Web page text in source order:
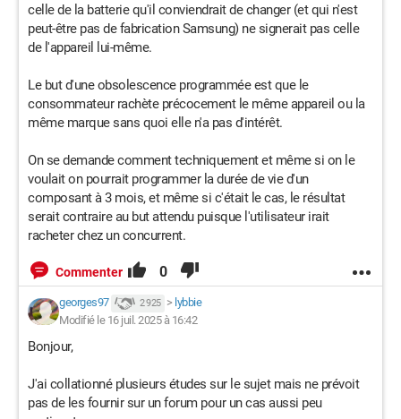
celle de la batterie qu'il conviendrait de changer (et qui n'est
peut-être pas de fabrication Samsung) ne signerait pas celle
de l'appareil lui-même.
Le but d'une obsolescence programmée est que le
consommateur rachète précocement le même appareil ou la
même marque sans quoi elle n'a pas d'intérêt.
On se demande comment techniquement et même si on le
voulait on pourrait programmer la durée de vie d'un
composant à 3 mois, et même si c'était le cas, le résultat
serait contraire au but attendu puisque l'utilisateur irait
racheter chez un concurrent.
Commenter 0
georges97 2 925 > lybbie
Modifié le 16 juil. 2025 à 16:42
Bonjour,
J'ai collationné plusieurs études sur le sujet mais ne prévoit
pas de les fournir sur un forum pour un cas aussi peu